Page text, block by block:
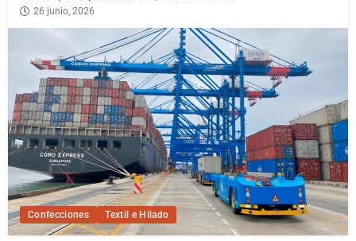
Confecciones Textil e Hilado
26 junio, 2026